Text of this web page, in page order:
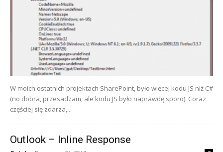
W moich ostatnich projektach SharePoint, było więcej kodu JS niż C#
(no dobra, przesadzam, ale kodu JS było naprawdę sporo). Coraz
częściej się zdarza,...
Outlook – Inline Response